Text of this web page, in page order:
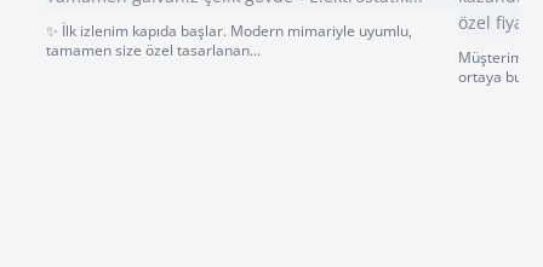
✨ İlk izlenim kapıda başlar. Modern mimariyle uyumlu,
tamamen size özel tasarlanan...
Müşterimiz
ortaya bu